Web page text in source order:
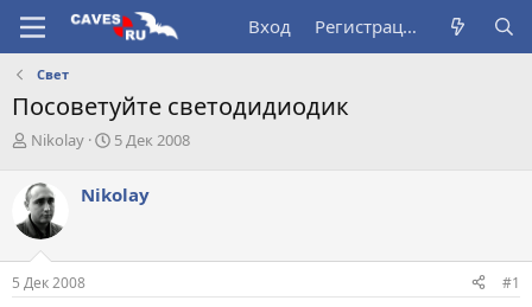
Вход Регистрация
Свет
Посоветуйте светодидиодик
А
т
о
р
т
е
м
Nikolay
Д
а
ч
5 Дек 2008
Nikolay
5 Дек 2008 #1